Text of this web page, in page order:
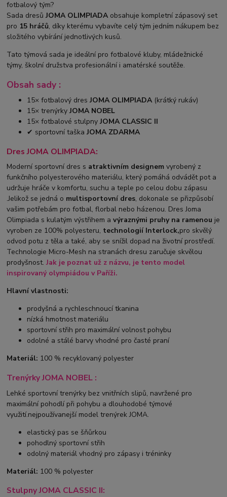
fotbalový tým?
Sada dresůJOMA OLIMPIADA obsahuje kompletní zápasový set
pro 15 hráčů, díky kterému vybavíte celý tým jedním nákupem bez
složitého vybírání jednotlivých kusů.
Tato týmová sada je ideální pro fotbalové kluby, mládežnické
týmy, školní družstva profesionální i amatérské soutěže.
Obsah sady :
15× fotbalový dresJOMA OLIMPIADA (krátký rukáv)
15× trenýrkyJOMA NOBEL
15× fotbalové stulpnyJOMA CLASSIC II
✔ sportovní taškaJOMA ZDARMA
Dres JOMA OLIMPIADA:
Moderní sportovní dres s atraktivním designem vyrobený z
funkčního polyesterového materiálu, který pomáhá odvádět pot a
udržuje hráče v komfortu, suchu a teple po celou dobu zápasu
.Jelikož se jedná o multisportovní dres, dokonale se přizpůsobí
vašim potřebám pro fotbal, florbal nebo házenou. Dres Joma
Olimpiada s kulatým výstřihem a výraznými pruhy na ramenou je
vyroben ze 100% polyesteru, technologií Interlock,pro skvělý
odvod potu z těla a také, aby se snížil dopad na životní prostředí.
Technologie Micro-Mesh na stranách dresu zaručuje skvělou
prodyšnost.Jak je poznat už z názvu, je tento model
inspirovaný olympiádou v Paříži.
Hlavní vlastnosti:
prodyšná a rychleschnoucí tkanina
nízká hmotnost materiálu
sportovní střih pro maximální volnost pohybu
odolné a stálé barvy vhodné pro časté praní
Materiál: 100 % recyklovaný polyester
Trenýrky JOMA NOBEL :
Lehké sportovní trenýrky bez vnitřních slipů, navržené pro
maximální pohodlí při pohybu a dlouhodobé týmové
využití.nejpoužívanejší model trenýrek JOMA.
elastický pas se šňůrkou
pohodlný sportovní střih
odolný materiál vhodný pro zápasy i tréninky
Materiál: 100 % polyester
Stulpny JOMA CLASSIC II: